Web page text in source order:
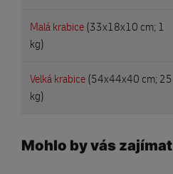
Malá krabice (33x18x10 cm; 1
kg)
Velká krabice (54x44x40 cm; 25
kg)
Mohlo by vás zajímat